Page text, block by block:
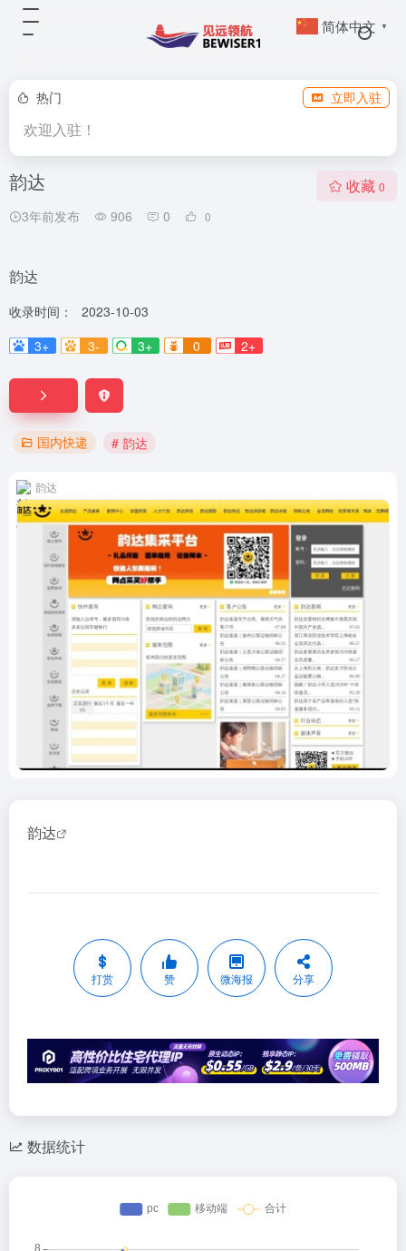
热门 立即入驻
欢迎入驻！
韵达
3年前发布 906 0 0
收藏 0
韵达
收录时间：
2023-10-03
3+
3- 3+ 0 2+
国内快递 # 韵达
韵达
韵达
打赏 赞 微海报 分享
数据统计
简体中文 ▼